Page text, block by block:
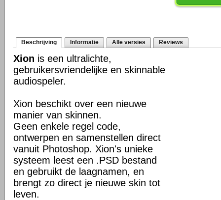
Beschrijving Informatie Alle versies Reviews
Xion is een ultralichte,
gebruikersvriendelijke en skinnable
audiospeler.
Xion beschikt over een nieuwe
manier van skinnen.
Geen enkele regel code,
ontwerpen en samenstellen direct
vanuit Photoshop. Xion's unieke
systeem leest een .PSD bestand
en gebruikt de laagnamen, en
brengt zo direct je nieuwe skin tot
leven.